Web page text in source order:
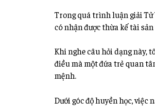
Trong quá trình luận giải Tử
có nhận được thừa kế tài
Khi nghe câu hỏi dạng này,
điều mà một đứa trẻ quan
mệnh.
Dưới góc độ huyền học, việc